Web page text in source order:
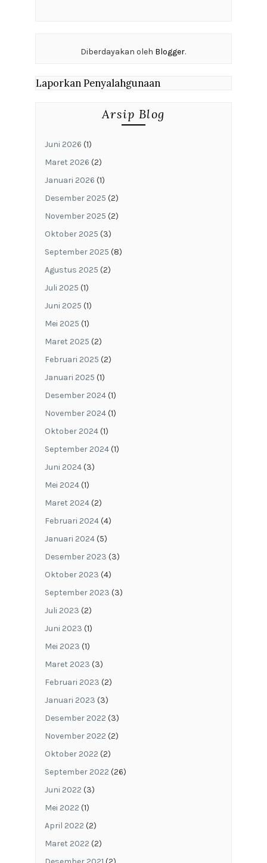
Diberdayakan oleh Blogger.
Laporkan Penyalahgunaan
Arsip Blog
Juni 2026 (1)
Maret 2026 (2)
Januari 2026 (1)
Desember 2025 (2)
November 2025 (2)
Oktober 2025 (3)
September 2025 (8)
Agustus 2025 (2)
Juli 2025 (1)
Juni 2025 (1)
Mei 2025 (1)
Maret 2025 (2)
Februari 2025 (2)
Januari 2025 (1)
Desember 2024(1)
November 2024(1)
Oktober 2024(1)
September 2024(1)
Juni 2024(3)
Mei 2024(1)
Maret 2024(2)
Februari 2024(4)
Januari 2024(5)
Desember 2023 (3)
Oktober 2023 (4)
September 2023 (3)
Juli 2023 (2)
Juni 2023 (1)
Mei 2023 (1)
Maret 2023 (3)
Februari 2023 (2)
Januari 2023 (3)
Desember 2022 (3)
November 2022 (2)
Oktober 2022 (2)
September 2022 (26)
Juni 2022 (3)
Mei 2022 (1)
April 2022 (2)
Maret 2022 (2)